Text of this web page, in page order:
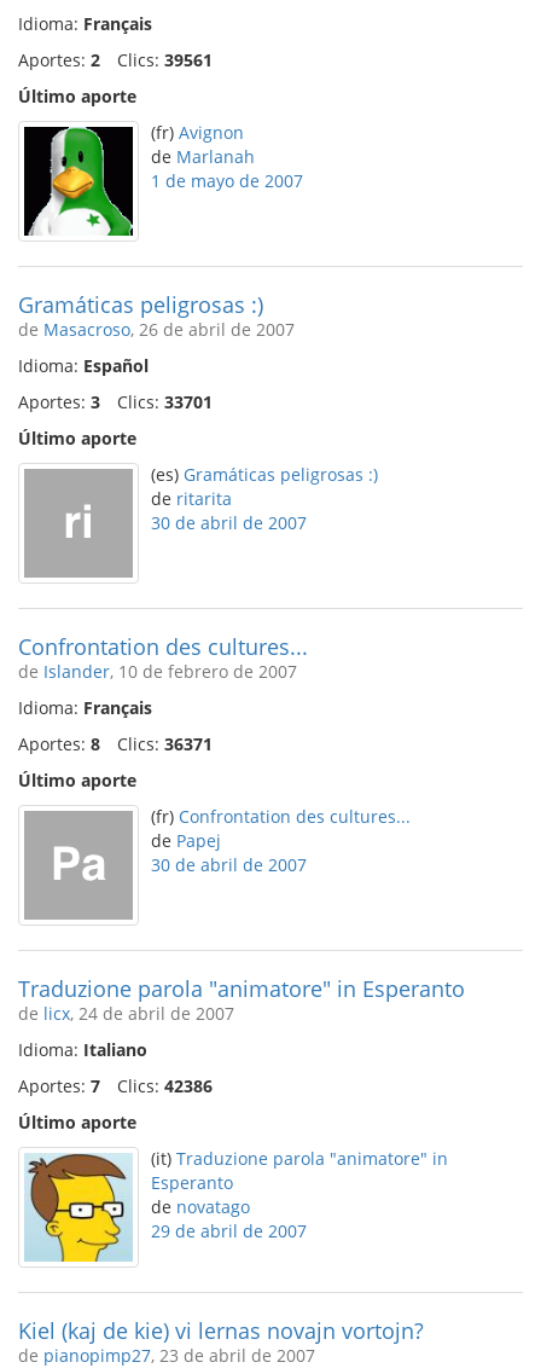
Idioma: Français
Aportes: 2 Clics: 39561
Último aporte
(fr) Avignon
de Marlanah
1 de mayo de 2007
Gramáticas peligrosas :)
de Masacroso, 26 de abril de 2007
Idioma: Español
Aportes: 3 Clics: 33701
Último aporte
(es) Gramáticas peligrosas :)
de ritarita
30 de abril de 2007
Confrontation des cultures...
de Islander, 10 de febrero de 2007
Idioma: Français
Aportes: 8 Clics: 36371
Último aporte
(fr) Confrontation des cultures...
de Papej
30 de abril de 2007
Traduzione parola "animatore" in Esperanto
de licx, 24 de abril de 2007
Idioma: Italiano
Aportes: 7 Clics: 42386
Último aporte
(it) Traduzione parola "animatore" in
Esperanto
de novatago
29 de abril de 2007
Kiel (kaj de kie) vi lernas novajn vortojn?
de pianopimp27, 23 de abril de 2007